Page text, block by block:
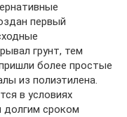
первый
грунт, тем
более простые
из полиэтилена.
в условиях
долгим сроком